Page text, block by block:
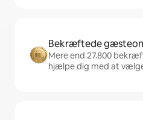
Bekræftede
Mere end 27.800
hjælpe dig med at